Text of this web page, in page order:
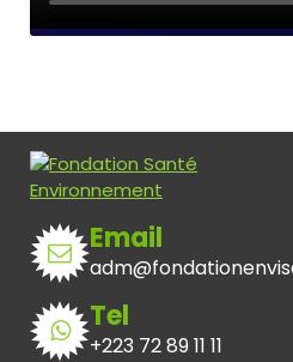
Email
Tel
+223 72 89 11 11